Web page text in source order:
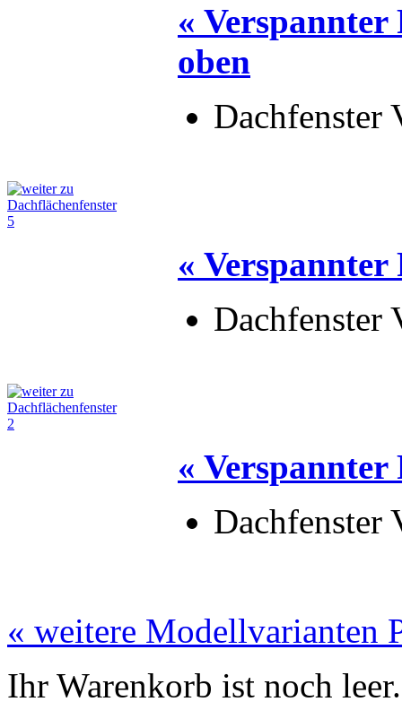
« Verspannter
oben
Dachfenster
« Verspannter
Dachfenster
« Verspannter
Dachfenster
« weitere Modellvarianten
Ihr Warenkorb ist noch leer.